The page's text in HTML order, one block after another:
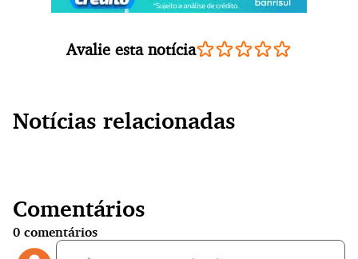
Avalie esta notícia
Notícias relacionadas
Comentários
0 comentários